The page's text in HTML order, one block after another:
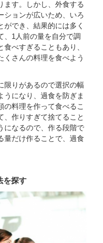
ます。しかし、外食する
ションが広いため、いろ
ができ、結果的には多く
、1人前の量を自分で調
べすぎることもあり、
くさんの料理を食べよう
限りがあるので選択の幅
うになり、過食を防ぎま
の料理を作って食べるこ
、作りすぎて捨てること
になるので、作る段階で
量だけ作ることで、過食
を探す